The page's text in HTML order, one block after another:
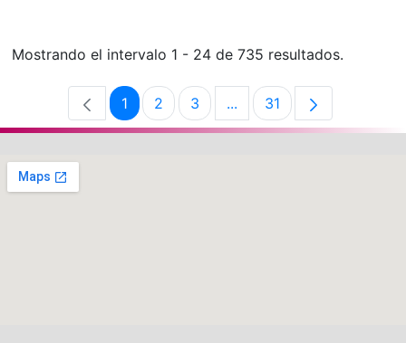
Mostrando el intervalo 1 - 24 de 735 resultados.
Página
1 Página
2 Página
3 ...Páginas intermedias Use
Página
31